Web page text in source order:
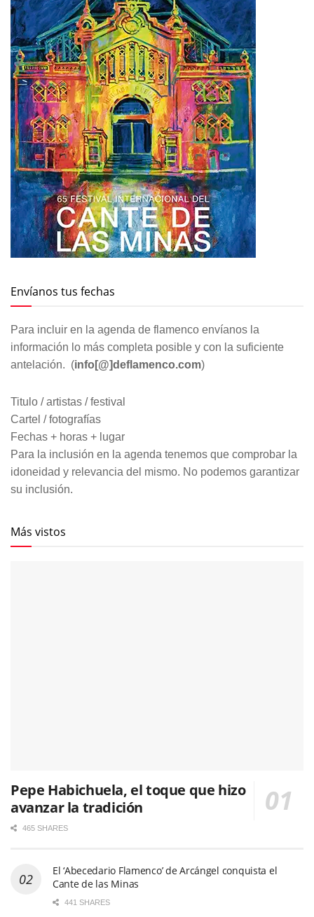
Envíanos tus fechas
Para incluir en la agenda de flamenco envíanos la
información lo más completa posible y con la suficiente
antelación. (info[@]deflamenco.com)
Titulo / artistas / festival
Cartel / fotografías
Fechas + horas + lugar
Para la inclusión en la agenda tenemos que comprobar la
idoneidad y relevancia del mismo. No podemos garantizar
su inclusión.
Más vistos
Pepe Habichuela, el toque que hizo
avanzar la tradición
465 SHARES
El ‘Abecedario Flamenco’ de Arcángel conquista el
Cante de las Minas
441 SHARES